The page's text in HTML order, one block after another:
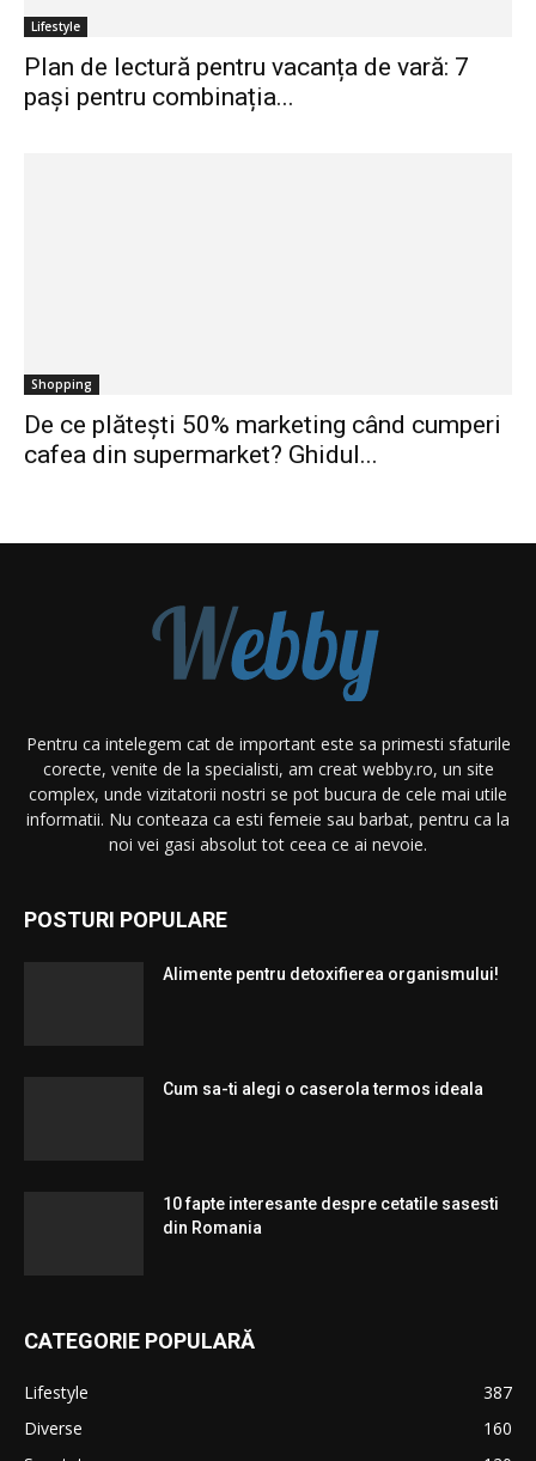
Lifestyle
Plan de lectură pentru vacanța de vară: 7
pași pentru combinația...
Shopping
De ce plătești 50% marketing când cumperi
cafea din supermarket? Ghidul...
Pentru ca intelegem cat de important este sa primesti sfaturile
corecte, venite de la specialisti, am creat webby.ro, un site
complex, unde vizitatorii nostri se pot bucura de cele mai utile
informatii. Nu conteaza ca esti femeie sau barbat, pentru ca la
noi vei gasi absolut tot ceea ce ai nevoie.
POSTURI POPULARE
Alimente pentru detoxifierea organismului!
Cum sa-ti alegi o caserola termos ideala
10 fapte interesante despre cetatile sasesti
din Romania
CATEGORIE POPULARĂ
Lifestyle
387
Diverse
160